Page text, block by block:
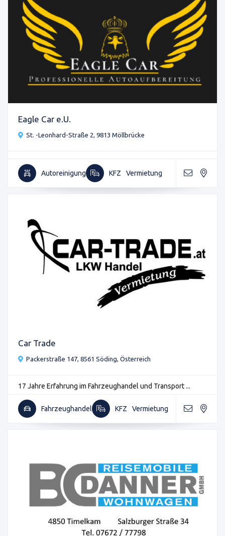
Eagle Car e.U.
St. -Leonhard-Straße 2, 9813 Möllbrücke
Autoreinigung KFZ Vermietung
Car Trade
Packerstraße 147, 8561 Söding, Österreich
17 Jahre Erfahrung im Fahrzeughandel und Transport ...
Fahrzeughandel KFZ Vermietung